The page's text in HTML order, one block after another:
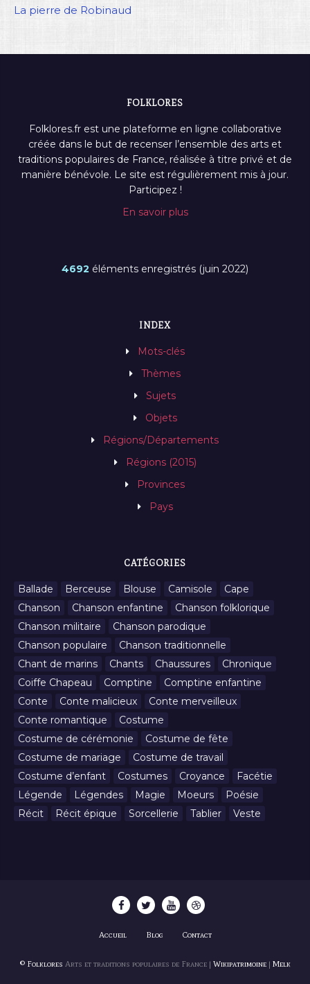
La pierre de Robinaud
FOLKLORES
Folklores.fr est une plateforme en ligne collaborative
créée dans le but de recenser l’ensemble des arts et
traditions populaires de France, réalisée à titre privé et de
manière bénévole. Le site est régulièrement mis à jour.
Participez !
En savoir plus
4692 éléments enregistrés (juin 2022)
INDEX
Mots-clés
Thèmes
Sujets
Objets
Régions/Départements
Régions (2015)
Provinces
Pays
CATÉGORIES
Ballade Berceuse Blouse Camisole
Cape
Chanson
Chanson enfantine
Chanson folklorique
Chanson militaire
Chanson parodique
Chanson populaire
Chanson traditionnelle
Chant de marins
Chants Chaussures
Chronique
Coiffe Chapeau
Comptine
Comptine enfantine
Conte
Conte malicieux
Conte merveilleux
Conte romantique
Costume
Costume de cérémonie
Costume de fête
Costume de mariage
Costume de travail
Costume d’enfant
Costumes Croyance
Facétie
Légende
Légendes Magie Moeurs
Poésie
Récit
Récit épique Sorcellerie Tablier Veste
Accueil Blog Contact
© Folklores Arts et traditions populaires de France | Wikipatrimoine| Melk